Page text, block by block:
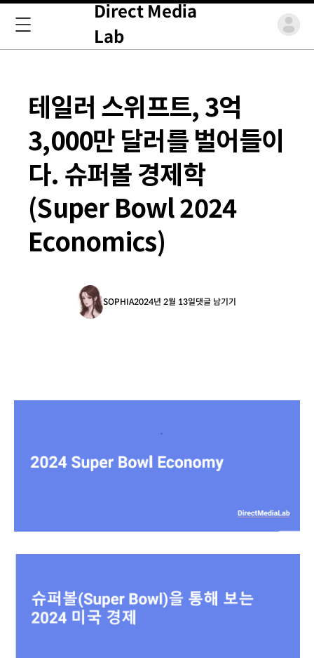
Direct Media
Lab
테일러 스위프트, 3억
3,000만 달러를 벌어들이
다. 슈퍼볼 경제학
(Super Bowl 2024
Economics)
SOPHIA2024년 2월 13일댓글 남기기